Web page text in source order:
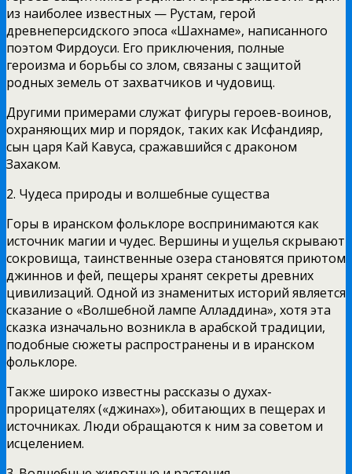
из наиболее известных — Рустам, герой
древнеперсидского эпоса «Шахнаме», написанного
поэтом Фирдоуси. Его приключения, полные
героизма и борьбы со злом, связаны с защитой
родных земель от захватчиков и чудовищ.
Другими примерами служат фигуры героев-воинов,
охраняющих мир и порядок, таких как Исфандияр,
сын царя Кай Кавуса, сражавшийся с драконом
Захаком.
2. Чудеса природы и волшебные существа
Горы в иранском фольклоре воспринимаются как
источник магии и чудес. Вершины и ущелья скрывают
сокровища, таинственные озера становятся приютом
джиннов и фей, пещеры хранят секреты древних
цивилизаций. Одной из знаменитых историй является
сказание о «Волшебной лампе Алладдина», хотя эта
сказка изначально возникла в арабской традиции,
подобные сюжеты распространены и в иранском
фольклоре.
Также широко известны рассказы о духах-
прорицателях («джинах»), обитающих в пещерах и
источниках. Люди обращаются к ним за советом и
исцелением.